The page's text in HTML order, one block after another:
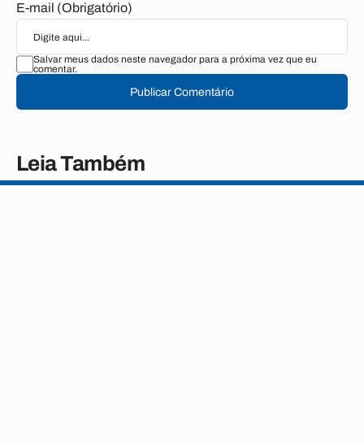
E-mail (Obrigatório)
Salvar meus dados neste navegador para a próxima vez que eu
comentar.
Publicar Comentário
Leia Também